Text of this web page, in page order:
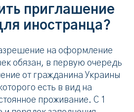
приглашение
иностранца?
на оформление
обязан, в первую очередь
от гражданина Украины
есть в вид на
проживание. С 1